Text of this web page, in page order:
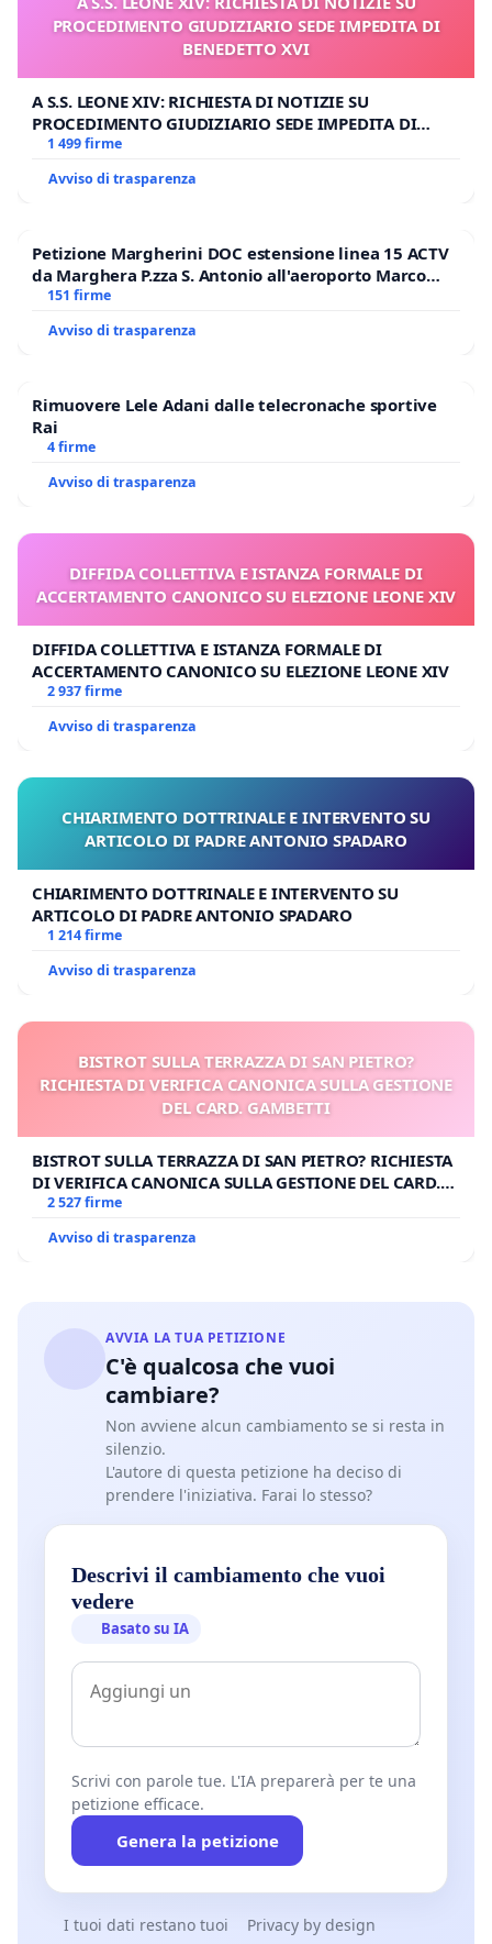
PROCEDIMENTO GIUDIZIARIO SEDE IMPEDITA DI
BENEDETTO XVI
A S.S. LEONE XIV: RICHIESTA DI NOTIZIE SU
PROCEDIMENTO GIUDIZIARIO SEDE IMPEDITA DI
BENEDETTO XVI
1 499 firme
Avviso di trasparenza
Petizione Margherini DOC estensione linea 15 ACTV
da Marghera P.zza S. Antonio all'aeroporto Marco
Polo tariffa a € 1,50
151 firme
Avviso di trasparenza
Rimuovere Lele Adani dalle telecronache sportive
Rai
4 firme
Avviso di trasparenza
DIFFIDA COLLETTIVA E ISTANZA FORMALE DI
ACCERTAMENTO CANONICO SU ELEZIONE LEONE XIV
DIFFIDA COLLETTIVA E ISTANZA FORMALE DI
ACCERTAMENTO CANONICO SU ELEZIONE LEONE XIV
2 937 firme
Avviso di trasparenza
CHIARIMENTO DOTTRINALE E INTERVENTO SU
ARTICOLO DI PADRE ANTONIO SPADARO
CHIARIMENTO DOTTRINALE E INTERVENTO SU
ARTICOLO DI PADRE ANTONIO SPADARO
1 214 firme
Avviso di trasparenza
BISTROT SULLA TERRAZZA DI SAN PIETRO?
RICHIESTA DI VERIFICA CANONICA SULLA GESTIONE
DEL CARD. GAMBETTI
BISTROT SULLA TERRAZZA DI SAN PIETRO? RICHIESTA
DI VERIFICA CANONICA SULLA GESTIONE DEL CARD.
GAMBETTI
2 527 firme
Avviso di trasparenza
AVVIA LA TUA PETIZIONE
C'è qualcosa che vuoi
cambiare?
Non avviene alcun cambiamento se si resta in
silenzio.
L'autore di questa petizione ha deciso di
prendere l'iniziativa. Farai lo stesso?
Descrivi il cambiamento che vuoi
vedere
Basato su IA
Scrivi con parole tue. L'IA preparerà per te una
petizione efficace.
Genera la petizione
I tuoi dati restano tuoi Privacy by design